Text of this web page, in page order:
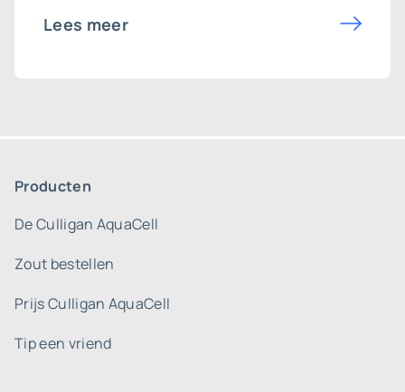
Lees meer
Producten
De Culligan AquaCell
Zout bestellen
Prijs Culligan AquaCell
Tip een vriend